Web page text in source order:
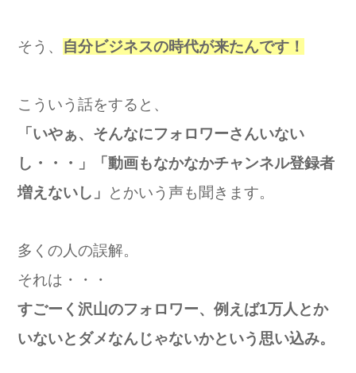
そう、 自分ビジネスの時代が来たんです！
こういう話をすると、
「いやぁ、そんなにフォロワーさんいない
し・・・」「動画もなかなかチャンネル登録者
増えないし」
とかいう声も聞きます。
多くの人の誤解。
それは・・・
すごーく沢山のフォロワー、例えば1万人とか
いないとダメなんじゃないかという思い込み。